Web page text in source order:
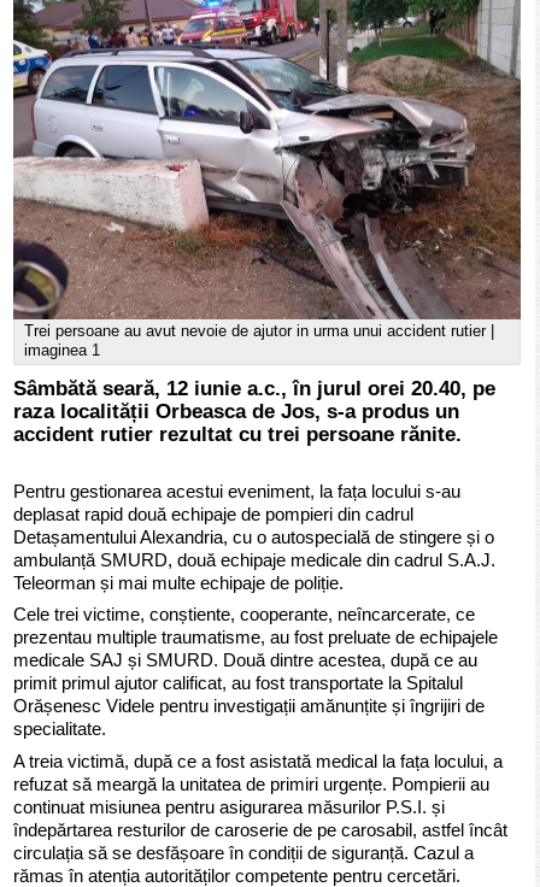
Trei persoane au avut nevoie de ajutor in urma unui accident rutier |
imaginea 1
Sâmbătă seară, 12 iunie a.c., în jurul orei 20.40, pe
raza localității Orbeasca de Jos, s-a produs un
accident rutier rezultat cu trei persoane rănite.
Pentru gestionarea acestui eveniment, la fața locului s-au
deplasat rapid două echipaje de pompieri din cadrul
Detașamentului Alexandria, cu o autospecială de stingere și o
ambulanță SMURD, două echipaje medicale din cadrul S.A.J.
Teleorman și mai multe echipaje de poliție.
Cele trei victime, conștiente, cooperante, neîncarcerate, ce
prezentau multiple traumatisme, au fost preluate de echipajele
medicale SAJ și SMURD. Două dintre acestea, după ce au
primit primul ajutor calificat, au fost transportate la Spitalul
Orășenesc Videle pentru investigații amănunțite și îngrijiri de
specialitate.
A treia victimă, după ce a fost asistată medical la fața locului, a
refuzat să meargă la unitatea de primiri urgențe. Pompierii au
continuat misiunea pentru asigurarea măsurilor P.S.I. și
îndepărtarea resturilor de caroserie de pe carosabil, astfel încât
circulația să se desfășoare în condiții de siguranță. Cazul a
rămas în atenția autorităților competente pentru cercetări.